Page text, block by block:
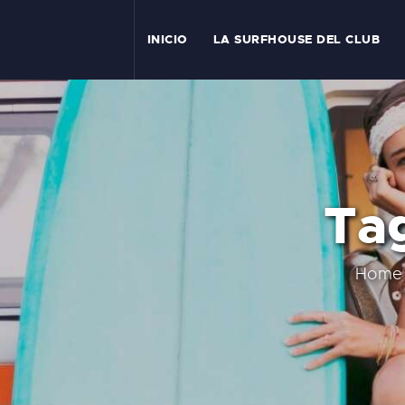
INICIO LA SURFHOUSE DEL CLUB
Home